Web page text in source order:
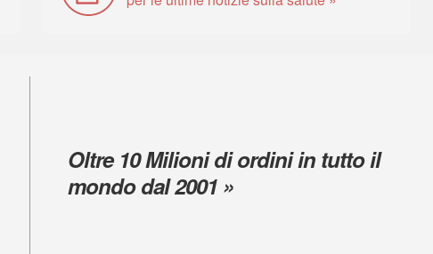
Oltre 10 Milioni di ordini in tutto il
mondo dal 2001 »